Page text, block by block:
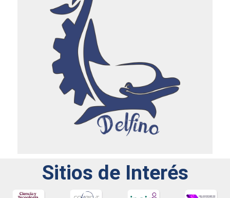
Sitios de Interés